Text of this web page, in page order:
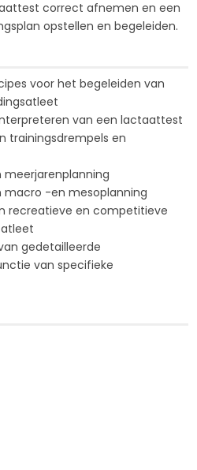
correct afnemen en een
opstellen en begeleiden.
voor het begeleiden van
van een lactaattest
trainingsdrempels en
meerjarenplanning
macro -en mesoplanning
recreatieve en competitieve
gedetailleerde
van specifieke